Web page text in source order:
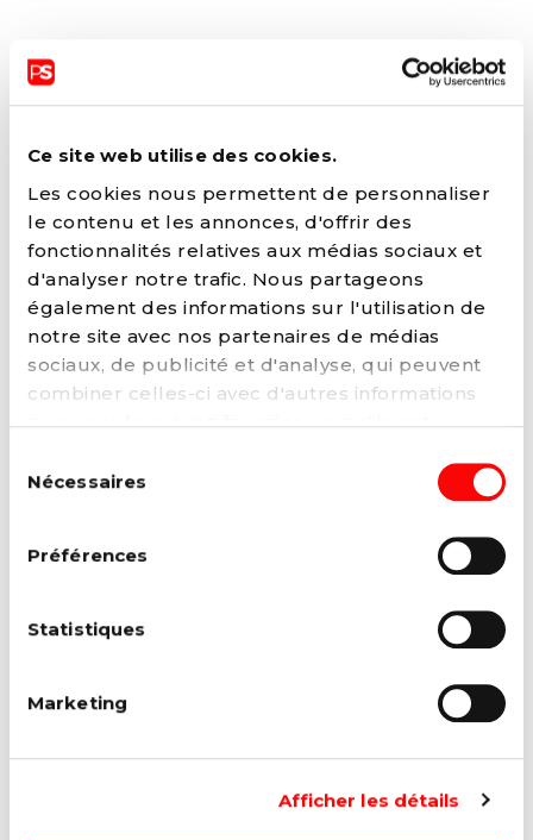
Ce site web utilise des cookies.
Les cookies nous permettent de personnaliser
le contenu et les annonces, d'offrir des
fonctionnalités relatives aux médias sociaux et
d'analyser notre trafic. Nous partageons
également des informations sur l'utilisation de
notre site avec nos partenaires de médias
sociaux, de publicité et d'analyse, qui peuvent
combiner celles-ci avec d'autres informations
services. Vous pouvez à tout moment modifier
politique
duNécessaires
Préférences
Statistiques
Marketing
Afficher les détails